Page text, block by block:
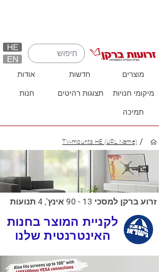
HE
EN
אודות חדשות מוצרים
חנות תצוגות רהיטים מיקומי חנויות
תמיכה
/
TV-mounts HE (URL Name)
זרוע ברקן למסכי 13 - 90 אינץ', 4 תנועות
לקניית המוצר בחנות
האינטרנטית שלנו